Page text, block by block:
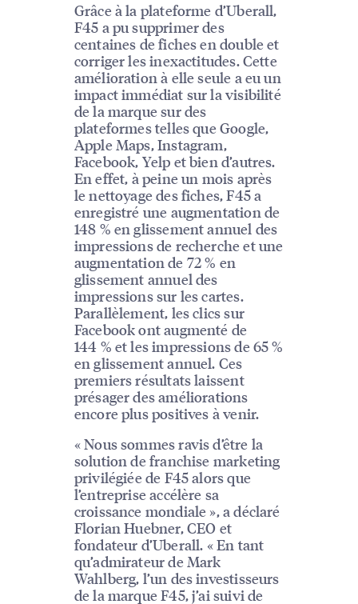
Grâce à la plateforme d’Uberall,
F45 a pu supprimer des
centaines de fiches en double et
corriger les inexactitudes. Cette
amélioration à elle seule a eu un
impact immédiat sur la visibilité
de la marque sur des
plateformes telles que Google,
Apple Maps, Instagram,
Facebook, Yelp et bien d’autres.
En effet, à peine un mois après
le nettoyage des fiches, F45 a
enregistré une augmentation de
148 % en glissement annuel des
impressions de recherche et une
augmentation de 72 % en
glissement annuel des
impressions sur les cartes.
Parallèlement, les clics sur
Facebook ont augmenté de
144 % et les impressions de 65 %
en glissement annuel. Ces
premiers résultats laissent
présager des améliorations
encore plus positives à venir.
« Nous sommes ravis d’être la
solution de franchise marketing
privilégiée de F45 alors que
l’entreprise accélère sa
croissance mondiale », a déclaré
Florian Huebner, CEO et
fondateur d’Uberall. « En tant
qu’admirateur de Mark
Wahlberg, l’un des investisseurs
de la marque F45, j’ai suivi de